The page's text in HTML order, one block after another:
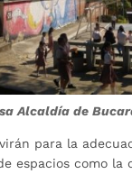
Alcaldía de
para la
espacios como la